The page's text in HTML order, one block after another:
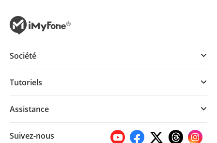
Société
Tutoriels
Assistance
Suivez-nous